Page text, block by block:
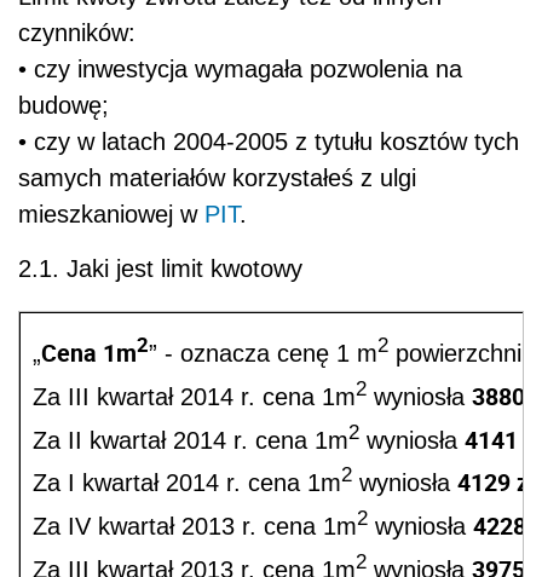
czynników:
• czy inwestycja wymagała pozwolenia na
budowę;
• czy w latach 2004-2005 z tytułu kosztów tych
samych materiałów korzystałeś z ulgi
mieszkaniowej w PIT.
2.1. Jaki jest limit kwotowy
„Cena 1m2” - oznacza cenę 1 m2 powierzchni
Za III kwartał 2014 r. cena 1m2 wyniosła 3880
Za II kwartał 2014 r. cena 1m2 wyniosła 4141
Za I kwartał 2014 r. cena 1m2 wyniosła 4129
Za IV kwartał 2013 r. cena 1m2 wyniosła 4228
Za III kwartał 2013 r. cena 1m2 wyniosła 3975